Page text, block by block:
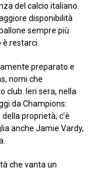
del calcio italiano.
disponibilità
sempre più
restarci.
preparato e
nomi che
club. Ieri sera, nella
da Champions:
proprietà, c’è
anche Jamie Vardy,
che vanta un